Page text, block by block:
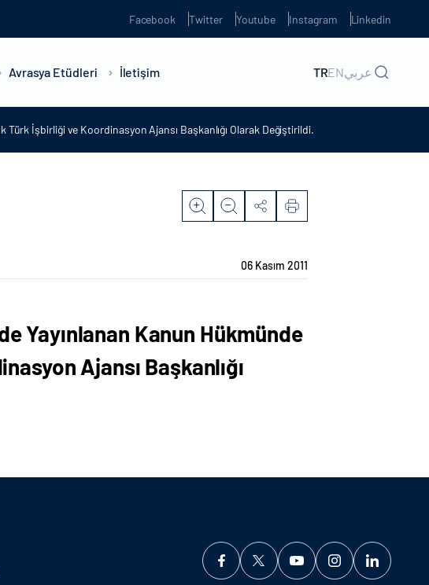
Facebook Twitter Youtube Instagram Linkedin
Avrasya Etüdleri İletişim TRENعربي
Türk İşbirliği ve Koordinasyon Ajansı Başkanlığı Olarak Değiştirildi.
06 Kasım 2011
Yayınlanan Kanun Hükmünde
Ajansı Başkanlığı